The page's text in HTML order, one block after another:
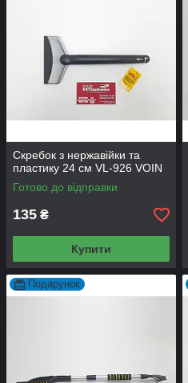
Скребок з нержавійки та
пластику 24 см VL-926 VOIN
Готово до відправки
135 ₴
Купити
Подарунок